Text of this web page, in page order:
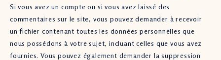
Si vous avez un compte ou si vous avez laissé des
commentaires sur le site, vous pouvez demander à recevoir
un fichier contenant toutes les données personnelles que
nous possédons à votre sujet, incluant celles que vous avez
fournies. Vous pouvez également demander la suppression